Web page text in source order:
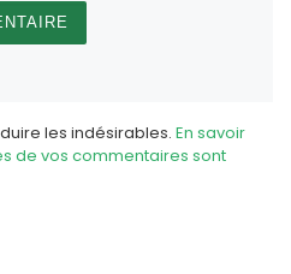
les indésirables. En savoir
de vos commentaires sont